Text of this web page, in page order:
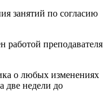
занятий по согласию
работой преподавателя
о любых изменениях
две недели до